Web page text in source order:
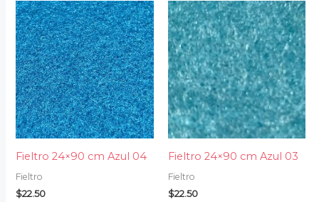
Fieltro 24×90 cm Azul 04
Fieltro
$22.50
Fieltro 24×90 cm Azul 03
Fieltro
$22.50